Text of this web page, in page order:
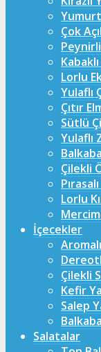
Çok
Lorlu
Yulaflı
Çıtır
Sütlü
Yulaflı
Çilekli
Lorlu
İçecekler
Çilekli
Kefir
Salep
Salatalar